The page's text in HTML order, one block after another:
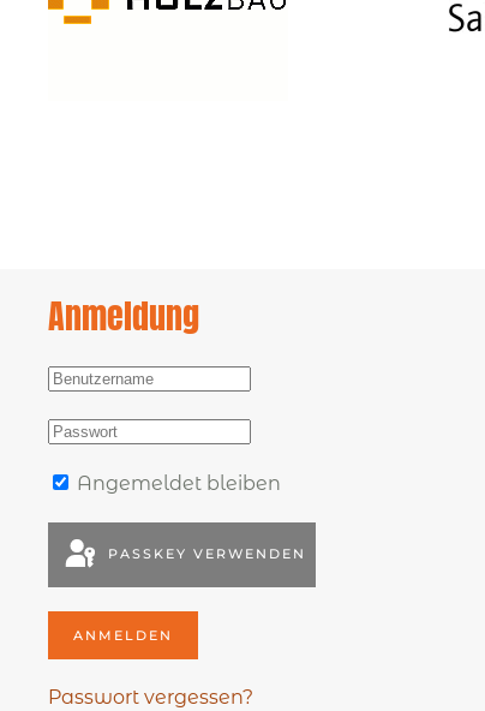
Anmeldung
Angemeldet bleiben
PASSKEY VERWENDEN
ANMELDEN
Passwort vergessen?